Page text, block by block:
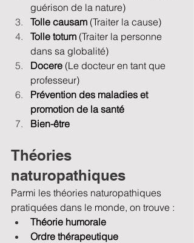
guérison de la nature)
Tolle causam (Traiter la cause)
Tolle totum (Traiter la personne
dans sa globalité)
Docere (Le docteur en tant que
professeur)
Prévention des maladies et
promotion de la santé
Bien-être
Théories
naturopathiques
Parmi les théories naturopathiques
pratiquées dans le monde, on trouve :
Théorie humorale
Ordre thérapeutique